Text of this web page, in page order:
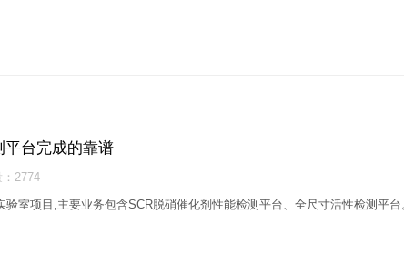
平台完成的靠谱
：2774
验室项目,主要业务包含SCR脱硝催化剂性能检测平台、全尺寸活性检测平